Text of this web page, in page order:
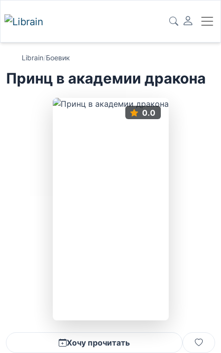
Librain/Боевик
Принц в академии дракона
0.0
Хочу прочитать